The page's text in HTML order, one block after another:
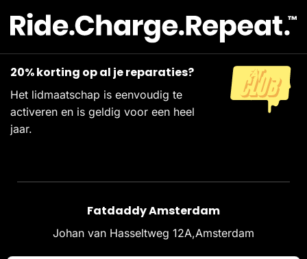
20% korting op al je reparaties?
Het lidmaatschap is eenvoudig te
activeren en is geldig voor een heel
jaar.
Fatdaddy Amsterdam
Johan van Hasseltweg 12A,Amsterdam